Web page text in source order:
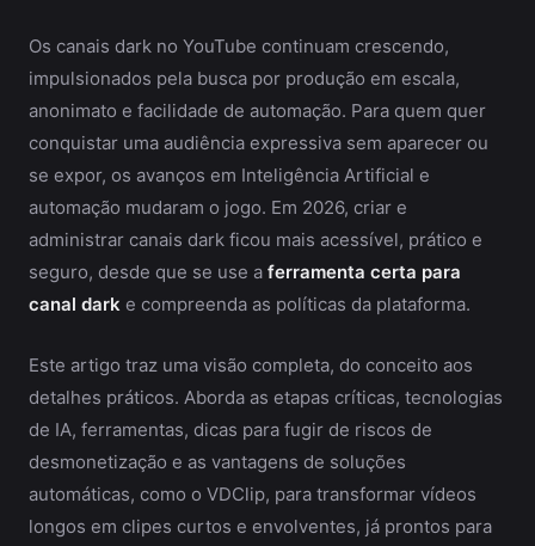
Os canais dark no YouTube continuam crescendo,
impulsionados pela busca por produção em escala,
anonimato e facilidade de automação. Para quem quer
conquistar uma audiência expressiva sem aparecer ou
se expor, os avanços em Inteligência Artificial e
automação mudaram o jogo. Em 2026, criar e
administrar canais dark ficou mais acessível, prático e
seguro, desde que se use a ferramenta certa para
canal dark e compreenda as políticas da plataforma.
Este artigo traz uma visão completa, do conceito aos
detalhes práticos. Aborda as etapas críticas, tecnologias
de IA, ferramentas, dicas para fugir de riscos de
desmonetização e as vantagens de soluções
automáticas, como o VDClip, para transformar vídeos
longos em clipes curtos e envolventes, já prontos para